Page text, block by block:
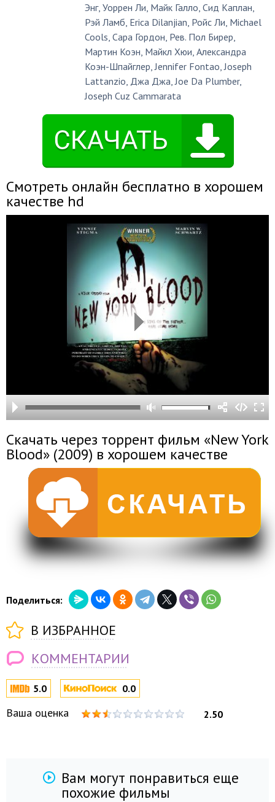
Энг,Уоррен Ли, Майк Галло,Сид Каплан,
Рэй Ламб, Erica Dilanjian, Ройс Ли, Michael
Cools,Сара Гордон, Рев. Пол Бирер,
Мартин Коэн, Майкл Хюи,Александра
Коэн-Шпайглер,Jennifer Fontao,Joseph
Lattanzio, Джа Джа,Joe Da Plumber,
Joseph Cuz Cammarata
5.0 0.0
Ваша оценка 2.50
Смотреть онлайн бесплатно в хорошем
качестве hd
Скачать через торрент фильм «New York
Blood» (2009) в хорошем качестве
Поделиться:
В ИЗБРАННОЕ
КОММЕНТАРИИ
Вам могут понравиться еще
похожие фильмы